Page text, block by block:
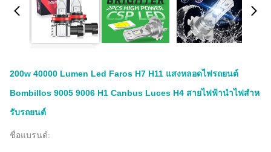
200w 40000 Lumen Led Faros H7 H11 แสงหลอดไฟรถยนต์
Bombillos 9005 9006 H1 Canbus Luces H4 สายไฟฟ้านําไฟสําห
รับรถยนต์
ชื่อแบรนด์: